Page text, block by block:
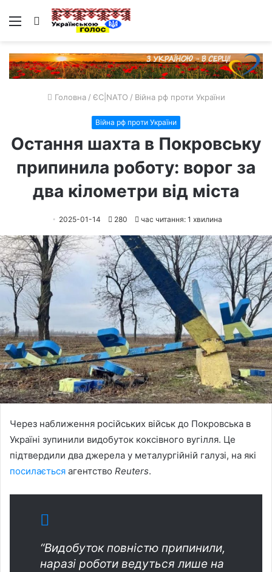
Меню Пошук
Головна / ЄС|NATO / Війна рф проти України
Війна рф проти України
Остання шахта в Покровську
припинила роботу: ворог за
два кілометри від міста
2025-01-14 280 час читання: 1 хвилина
Через наближення російських військ до Покровська в
Україні зупинили видобуток коксівного вугілля. Це
підтвердили два джерела у металургійній галузі, на які
посилається агентство Reuters.
“Видобуток повністю припинили,
наразі роботи ведуться лише на